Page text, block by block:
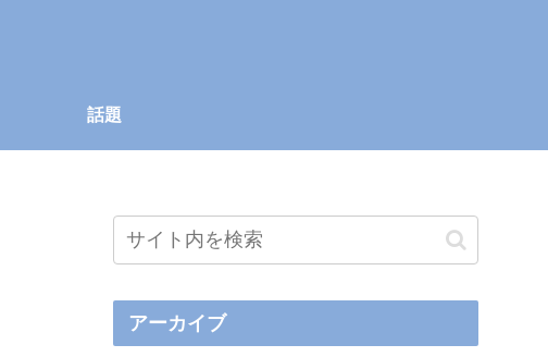
話題
アーカイブ